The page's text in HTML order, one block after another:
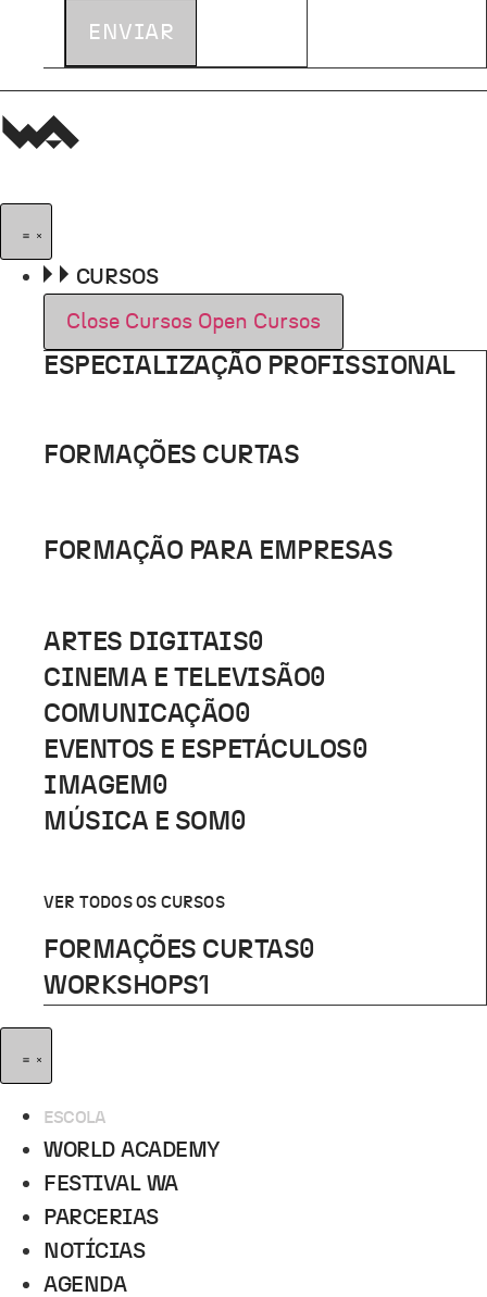
ENVIAR
CURSOS
Close Cursos Open Cursos
ESPECIALIZAÇÃO PROFISSIONAL
FORMAÇÕES CURTAS
FORMAÇÃO PARA EMPRESAS
ARTES DIGITAIS0
CINEMA E TELEVISÃO0
COMUNICAÇÃO0
EVENTOS E ESPETÁCULOS0
IMAGEM 0
MÚSICA E SOM 0
VER TODOS OS CURSOS
FORMAÇÕES CURTAS0
WORKSHOPS1
ESCOLA
WORLD ACADEMY
FESTIVAL WA
PARCERIAS
NOTÍCIAS
AGENDA